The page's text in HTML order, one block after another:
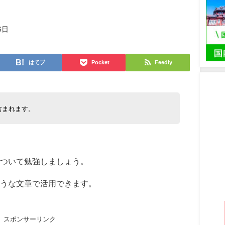
はてブ Pocket Feedly
れます。
いて勉強しましょう。
な文章で活用できます。
スポンサーリンク